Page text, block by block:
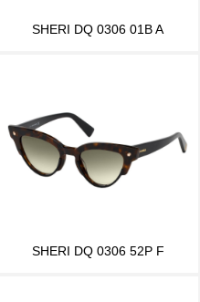
SHERI DQ 0306 01B A
SHERI DQ 0306 52P F